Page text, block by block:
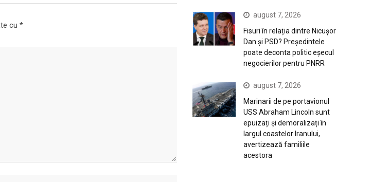
cu *
august 7, 2026
Fisuri în relația dintre Nicușor
Dan și PSD? Președintele
poate deconta politic eșecul
negocierilor pentru PNRR
august 7, 2026
Marinarii de pe portavionul
USS Abraham Lincoln sunt
epuizați și demoralizați în
largul coastelor Iranului,
avertizează familiile
acestora